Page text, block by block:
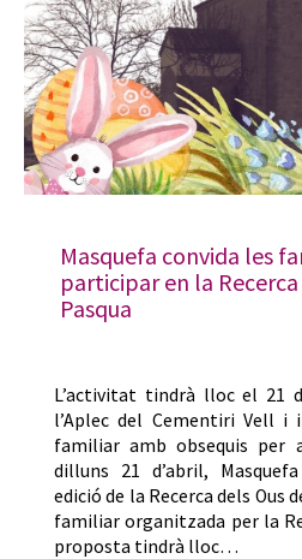
Masquefa convida les
participar en la Recerca
Pasqua
L’activitat tindrà lloc el 21
l’Aplec del Cementiri Vell i
familiar amb obsequis per
dilluns 21 d’abril,
edició de la Recerca dels Ous
familiar organitzada per la
proposta tindrà lloc…